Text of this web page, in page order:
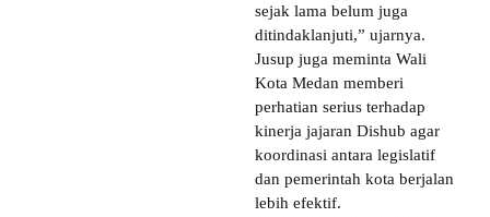
sejak lama belum juga
ditindaklanjuti,” ujarnya.
Jusup juga meminta Wali
Kota Medan memberi
perhatian serius terhadap
kinerja jajaran Dishub agar
koordinasi antara legislatif
dan pemerintah kota berjalan
lebih efektif.